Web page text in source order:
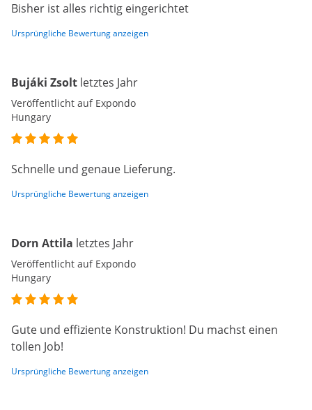
Bisher ist alles richtig eingerichtet
Ursprüngliche Bewertung anzeigen
Bujáki Zsolt letztes Jahr
Veröffentlicht auf Expondo
Hungary
Schnelle und genaue Lieferung.
Ursprüngliche Bewertung anzeigen
Dorn Attila letztes Jahr
Veröffentlicht auf Expondo
Hungary
Gute und effiziente Konstruktion! Du machst einen
tollen Job!
Ursprüngliche Bewertung anzeigen